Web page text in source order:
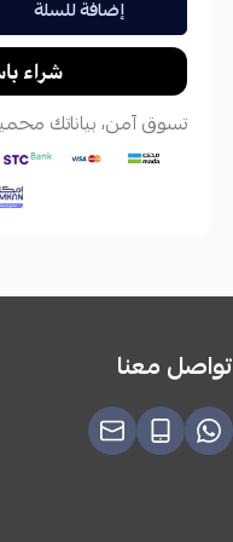
إضافة للسلة
تسوق آمن، بياناتك
تواصل معنا